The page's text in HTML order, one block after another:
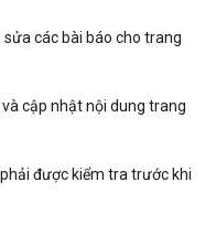
các bài báo cho trang
cập nhật nội dung trang
được kiểm tra trước khi